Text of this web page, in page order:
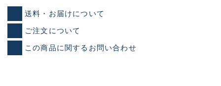
送料・お届けについて
ご注文について
この商品に関するお問い合わせ